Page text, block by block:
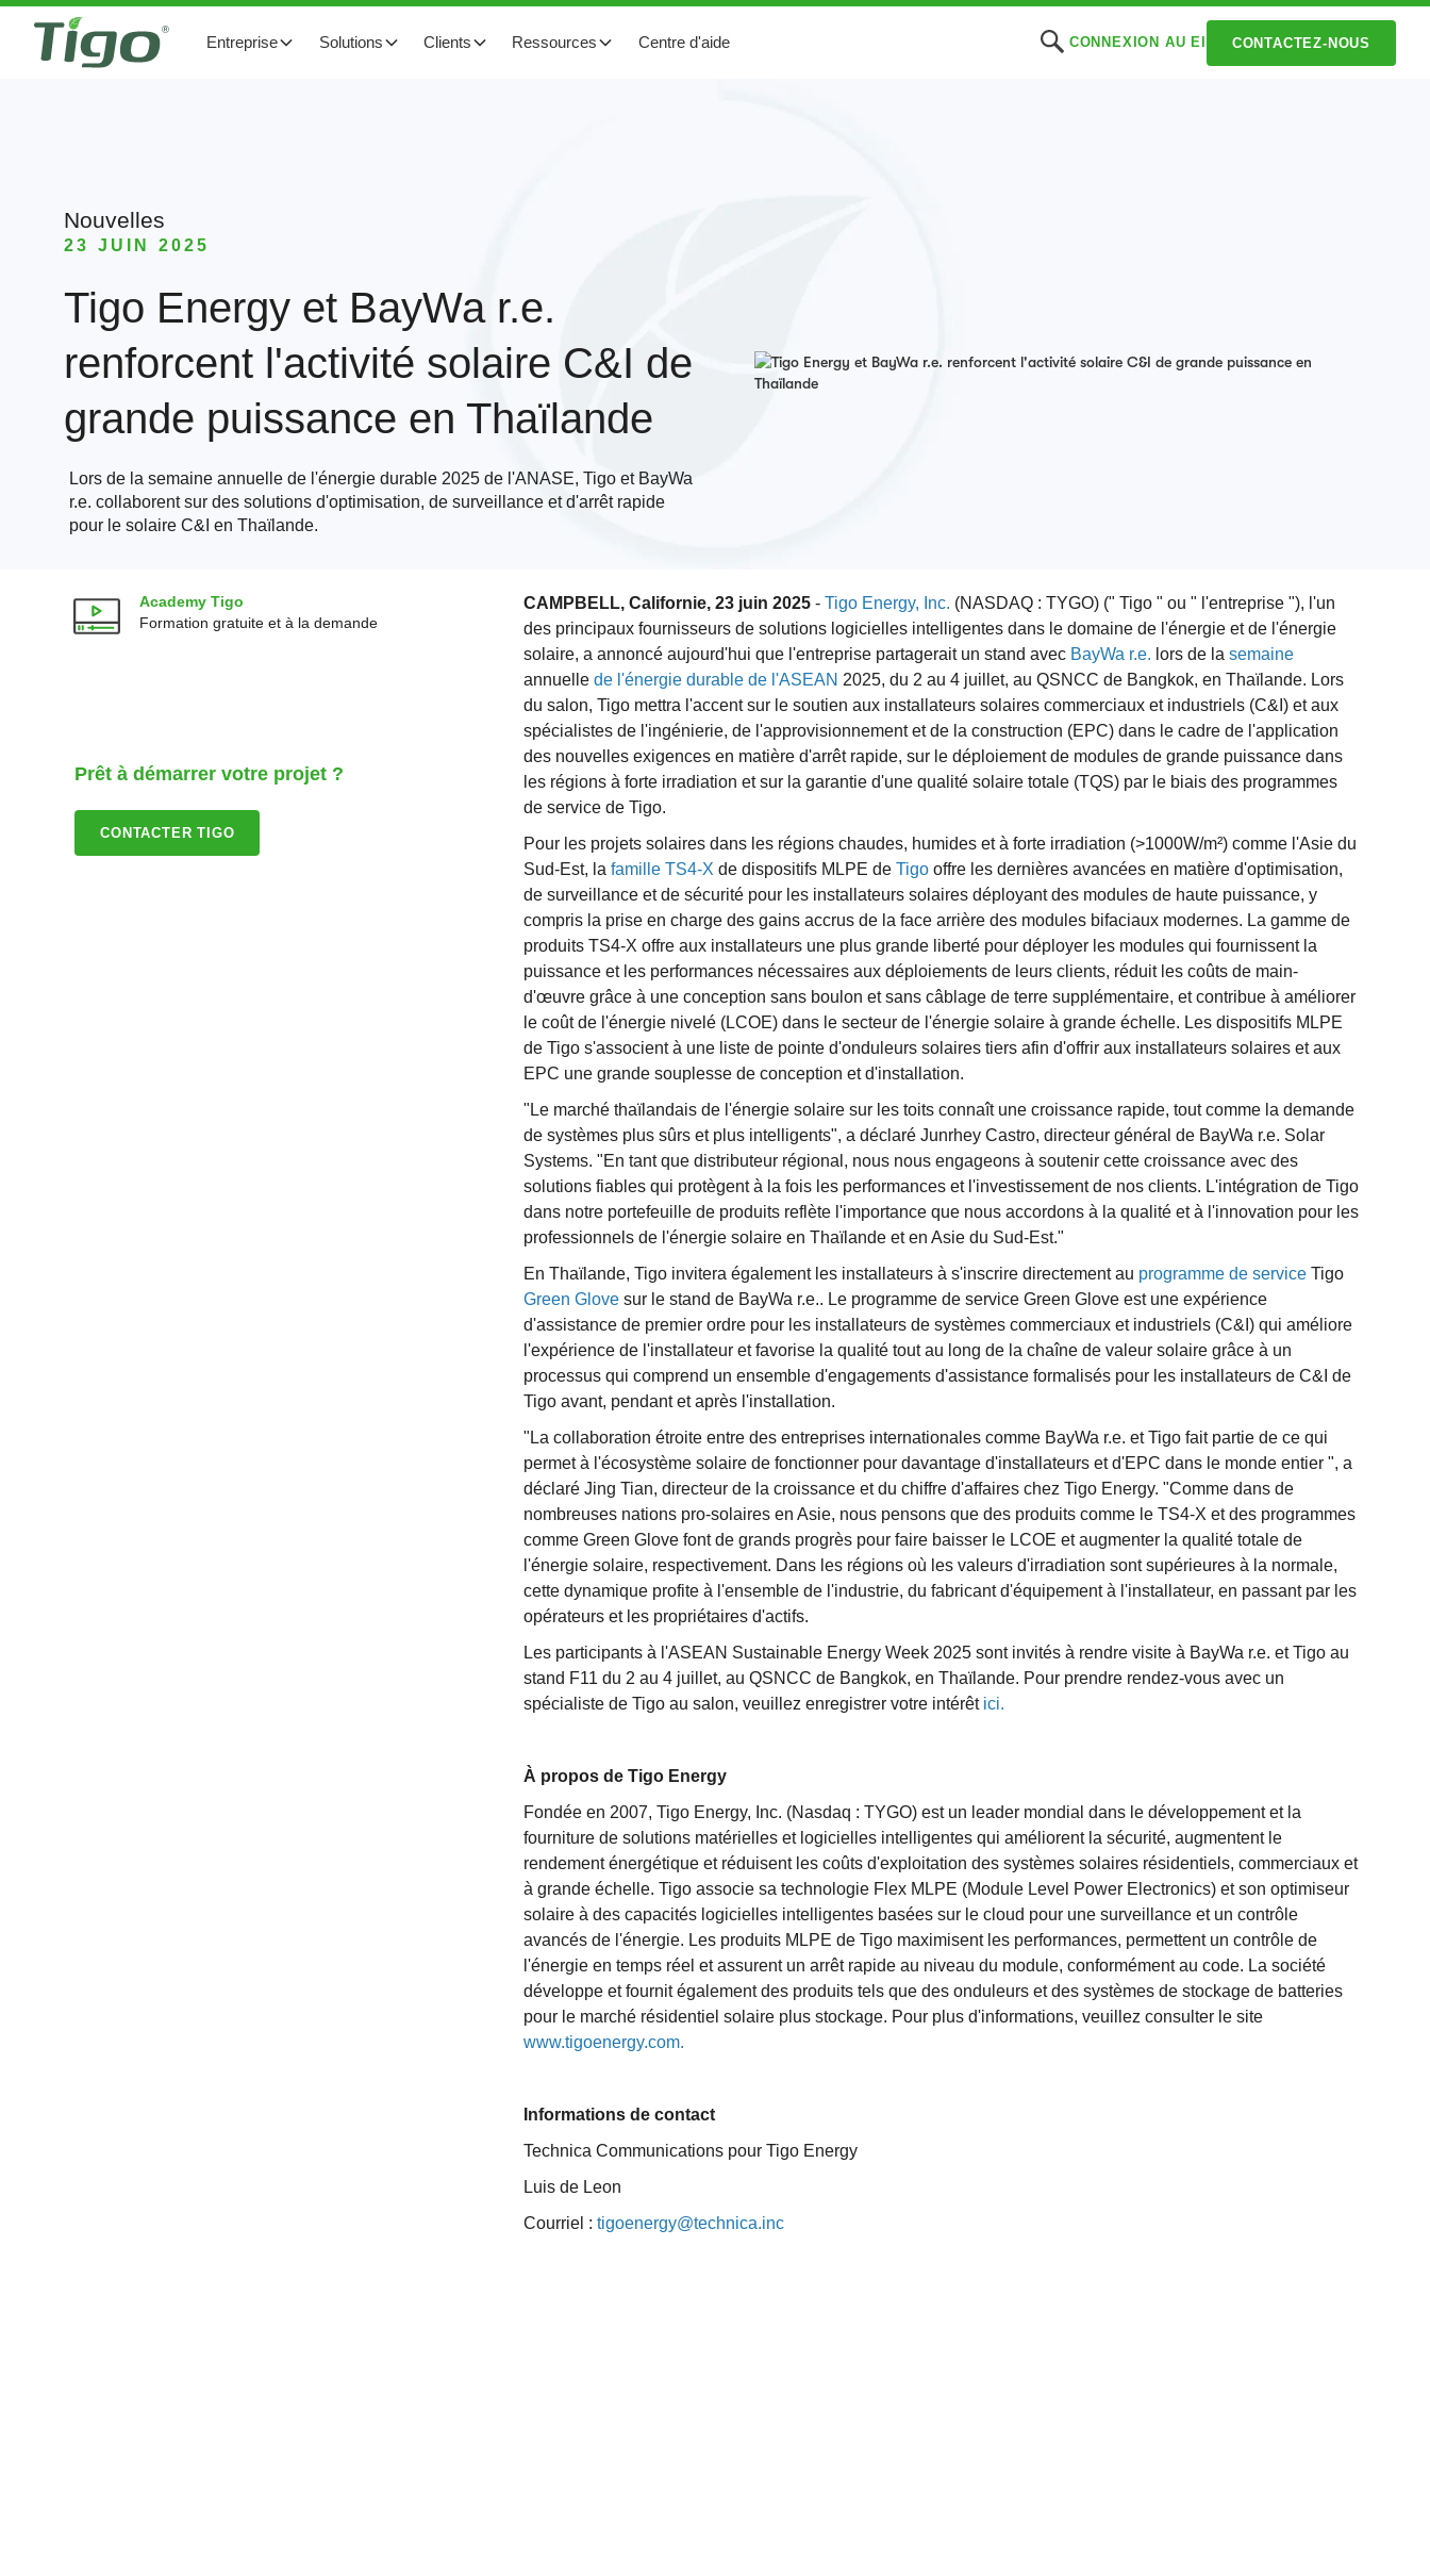
Entreprise Solutions Clients Ressources Centre d'aide CONNEXION AU EI CONTACTEZ-NOUS
Nouvelles
23 JUIN 2025
Tigo Energy et BayWa r.e.
renforcent l'activité solaire C&I de
grande puissance en Thaïlande
Lors de la semaine annuelle de l'énergie durable 2025 de l'ANASE, Tigo et BayWa
r.e. collaborent sur des solutions d'optimisation, de surveillance et d'arrêt rapide
pour le solaire C&I en Thaïlande.
Academy Tigo
Formation gratuite et à la demande
Prêt à démarrer votre projet ?
CONTACTER TIGO
CAMPBELL, Californie, 23 juin 2025- Tigo Energy, Inc. (NASDAQ : TYGO) (" Tigo " ou " l'entreprise "), l'un
des principaux fournisseurs de solutions logicielles intelligentes dans le domaine de l'énergie et de l'énergie
solaire, a annoncé aujourd'hui que l'entreprise partagerait un stand avec BayWa r.e. lors de la semaine
annuelle de l'énergie durable de l'ASEAN 2025, du 2 au 4 juillet, au QSNCC de Bangkok, en Thaïlande. Lors
du salon, Tigo mettra l'accent sur le soutien aux installateurs solaires commerciaux et industriels (C&I) et aux
spécialistes de l'ingénierie, de l'approvisionnement et de la construction (EPC) dans le cadre de l'application
des nouvelles exigences en matière d'arrêt rapide, sur le déploiement de modules de grande puissance dans
les régions à forte irradiation et sur la garantie d'une qualité solaire totale (TQS) par le biais des programmes
de service de Tigo.
Pour les projets solaires dans les régions chaudes, humides et à forte irradiation (>1000W/m²) comme l'Asie du
Sud-Est, la famille TS4-X de dispositifs MLPE de Tigooffre les dernières avancées en matière d'optimisation,
de surveillance et de sécurité pour les installateurs solaires déployant des modules de haute puissance, y
compris la prise en charge des gains accrus de la face arrière des modules bifaciaux modernes. La gamme de
produits TS4-X offre aux installateurs une plus grande liberté pour déployer les modules qui fournissent la
puissance et les performances nécessaires aux déploiements de leurs clients, réduit les coûts de main-
d'œuvre grâce à une conception sans boulon et sans câblage de terre supplémentaire, et contribue à améliorer
le coût de l'énergie nivelé (LCOE) dans le secteur de l'énergie solaire à grande échelle. Les dispositifs MLPE
de Tigo s'associent à une liste de pointe d'onduleurs solaires tiers afin d'offrir aux installateurs solaires et aux
EPC une grande souplesse de conception et d'installation.
"Le marché thaïlandais de l'énergie solaire sur les toits connaît une croissance rapide, tout comme la demande
de systèmes plus sûrs et plus intelligents", a déclaré Junrhey Castro, directeur général de BayWa r.e. Solar
Systems. "En tant que distributeur régional, nous nous engageons à soutenir cette croissance avec des
solutions fiables qui protègent à la fois les performances et l'investissement de nos clients. L'intégration de Tigo
dans notre portefeuille de produits reflète l'importance que nous accordons à la qualité et à l'innovation pour les
professionnels de l'énergie solaire en Thaïlande et en Asie du Sud-Est."
En Thaïlande, Tigo invitera également les installateurs à s'inscrire directement au programme de serviceTigo
Green Glove sur le stand de BayWa r.e.. Le programme de service Green Glove est une expérience
d'assistance de premier ordre pour les installateurs de systèmes commerciaux et industriels (C&I) qui améliore
l'expérience de l'installateur et favorise la qualité tout au long de la chaîne de valeur solaire grâce à un
processus qui comprend un ensemble d'engagements d'assistance formalisés pour les installateurs de C&I de
Tigo avant, pendant et après l'installation.
"La collaboration étroite entre des entreprises internationales comme BayWa r.e. et Tigo fait partie de ce qui
permet à l'écosystème solaire de fonctionner pour davantage d'installateurs et d'EPC dans le monde entier ", a
déclaré Jing Tian, directeur de la croissance et du chiffre d'affaires chez Tigo Energy. "Comme dans de
nombreuses nations pro-solaires en Asie, nous pensons que des produits comme le TS4-X et des programmes
comme Green Glove font de grands progrès pour faire baisser le LCOE et augmenter la qualité totale de
l'énergie solaire, respectivement. Dans les régions où les valeurs d'irradiation sont supérieures à la normale,
cette dynamique profite à l'ensemble de l'industrie, du fabricant d'équipement à l'installateur, en passant par les
opérateurs et les propriétaires d'actifs.
Les participants à l'ASEAN Sustainable Energy Week 2025 sont invités à rendre visite à BayWa r.e. et Tigo au
stand F11 du 2 au 4 juillet, au QSNCC de Bangkok, en Thaïlande. Pour prendre rendez-vous avec un
spécialiste de Tigo au salon, veuillez enregistrer votre intérêt ici.
À propos de Tigo Energy
Fondée en 2007, Tigo Energy, Inc. (Nasdaq : TYGO) est un leader mondial dans le développement et la
fourniture de solutions matérielles et logicielles intelligentes qui améliorent la sécurité, augmentent le
rendement énergétique et réduisent les coûts d'exploitation des systèmes solaires résidentiels, commerciaux et
à grande échelle. Tigo associe sa technologie Flex MLPE (Module Level Power Electronics) et son optimiseur
solaire à des capacités logicielles intelligentes basées sur le cloud pour une surveillance et un contrôle
avancés de l'énergie. Les produits MLPE de Tigo maximisent les performances, permettent un contrôle de
l'énergie en temps réel et assurent un arrêt rapide au niveau du module, conformément au code. La société
développe et fournit également des produits tels que des onduleurs et des systèmes de stockage de batteries
pour le marché résidentiel solaire plus stockage. Pour plus d'informations, veuillez consulter le site
www.tigoenergy.com.
Informations de contact
Technica Communications pour Tigo Energy
Luis de Leon
Courriel : tigoenergy@technica.inc